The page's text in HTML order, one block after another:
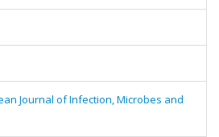
Journal of Infection, Microbes and